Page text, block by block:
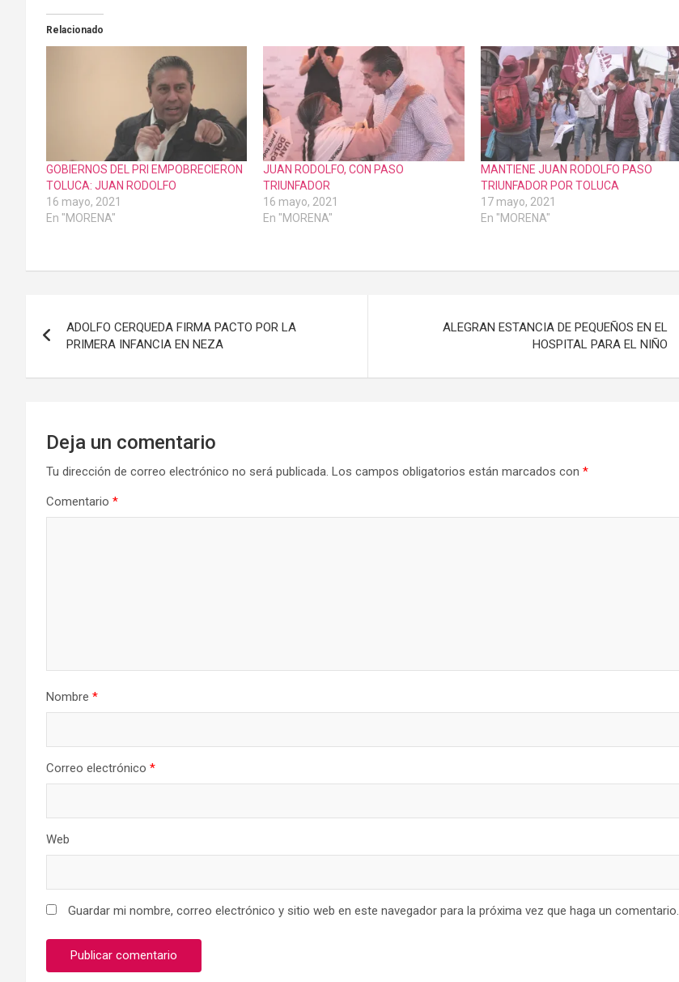
Relacionado
GOBIERNOS DEL PRI EMPOBRECIERON
TOLUCA: JUAN RODOLFO
16 mayo, 2021
En "MORENA"
JUAN RODOLFO, CON PASO
TRIUNFADOR
16 mayo, 2021
En "MORENA"
MANTIENE JUAN RODOLFO PASO
TRIUNFADOR POR TOLUCA
17 mayo, 2021
En "MORENA"
de
entradas
ADOLFO CERQUEDA FIRMA PACTO POR LA
PRIMERA INFANCIA EN NEZA
ALEGRAN ESTANCIA DE PEQUEÑOS EN EL
HOSPITAL PARA EL NIÑO
Deja un comentario
Tu dirección de correo electrónico no será publicada. Los campos obligatorios están marcados con *
Comentario *
Nombre *
Correo electrónico *
Web
Guardar mi nombre, correo electrónico y sitio web en este navegador para la próxima vez que haga un comentario.